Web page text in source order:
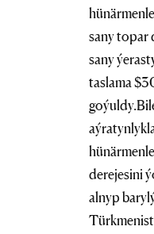
sany topar
sany
taslama
derejesini
alnyp